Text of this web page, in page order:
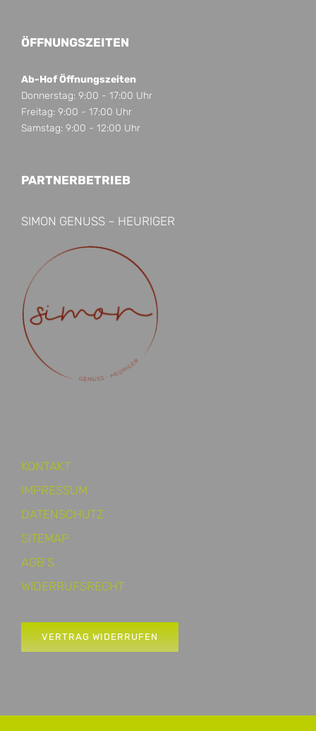
ÖFFNUNGSZEITEN
Ab-Hof Öffnungszeiten
Donnerstag: 9:00 - 17:00 Uhr
Freitag: 9:00 - 17:00 Uhr
Samstag: 9:00 - 12:00 Uhr
PARTNERBETRIEB
SIMON GENUSS – HEURIGER
KONTAKT
IMPRESSUM
DATENSCHUTZ
SITEMAP
AGB’S
WIDERRUFSRECHT
VERTRAG WIDERRUFEN